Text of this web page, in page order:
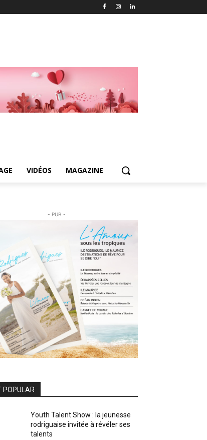
VIDÉOS MAGAZINE
- PUB -
POPULAR
Youth Talent Show : la jeunesse
rodriguaise invitée à révéler ses
talents